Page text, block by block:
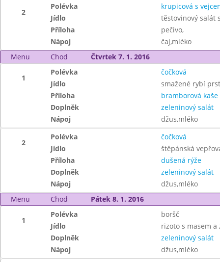
2
Polévka
krupicová s
Jídlo
těstovinový salát
Příloha
pečivo,
Nápoj
čaj,mléko
Menu
Chod Čtvrtek 7. 1. 2016
1
Polévka
čočková
Jídlo
smažené rybí
Příloha
bramborová kaše
Doplněk
zeleninový salát
Nápoj
džus,mléko
2
Polévka
čočková
Jídlo
štěpánská
Příloha
dušená rýže
Doplněk
zeleninový salát
Nápoj
džus,mléko
Menu
Chod Pátek 8. 1. 2016
1
Polévka
boršč
Jídlo
rizoto s masem
Doplněk
zeleninový salát
Nápoj
džus,mléko